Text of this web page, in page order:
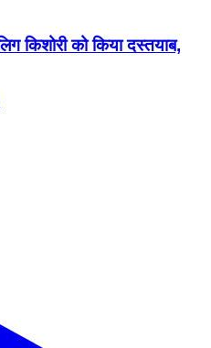
किशोरी को किया दस्तयाब,